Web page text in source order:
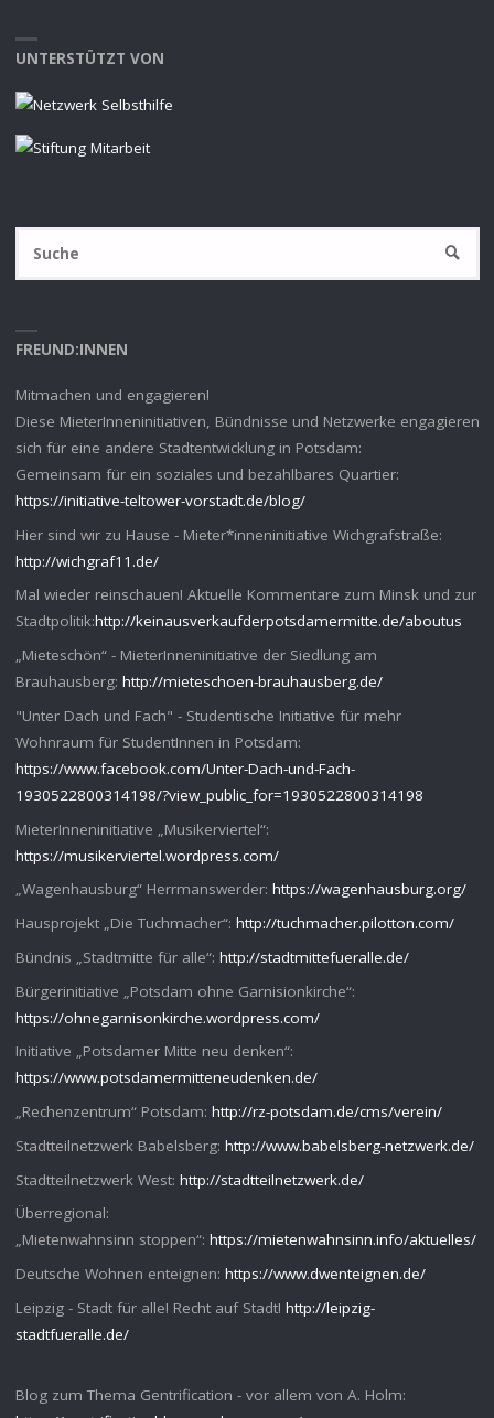
UNTERSTÜTZT VON
SUCHE
FREUND:INNEN
Mitmachen und engagieren!
Diese MieterInneninitiativen, Bündnisse und Netzwerke engagieren
sich für eine andere Stadtentwicklung in Potsdam:
Gemeinsam für ein soziales und bezahlbares Quartier:
https://initiative-teltower-vorstadt.de/blog/
Hier sind wir zu Hause - Mieter*inneninitiative Wichgrafstraße:
http://wichgraf11.de/
Mal wieder reinschauen! Aktuelle Kommentare zum Minsk und zur
Stadtpolitik:http://keinausverkaufderpotsdamermitte.de/aboutus
„Mieteschön“ - MieterInneninitiative der Siedlung am
Brauhausberg: http://mieteschoen-brauhausberg.de/
"Unter Dach und Fach" - Studentische Initiative für mehr
Wohnraum für StudentInnen in Potsdam:
https://www.facebook.com/Unter-Dach-und-Fach-
1930522800314198/?view_public_for=1930522800314198
MieterInneninitiative „Musikerviertel“:
https://musikerviertel.wordpress.com/
„Wagenhausburg“ Herrmanswerder: https://wagenhausburg.org/
Hausprojekt „Die Tuchmacher“: http://tuchmacher.pilotton.com/
Bündnis „Stadtmitte für alle“: http://stadtmittefueralle.de/
Bürgerinitiative „Potsdam ohne Garnisionkirche“:
https://ohnegarnisonkirche.wordpress.com/
Initiative „Potsdamer Mitte neu denken“:
https://www.potsdamermitteneudenken.de/
„Rechenzentrum“ Potsdam: http://rz-potsdam.de/cms/verein/
Stadtteilnetzwerk Babelsberg: http://www.babelsberg-netzwerk.de/
Stadtteilnetzwerk West: http://stadtteilnetzwerk.de/
Überregional:
„Mietenwahnsinn stoppen“: https://mietenwahnsinn.info/aktuelles/
Deutsche Wohnen enteignen: https://www.dwenteignen.de/
Leipzig - Stadt für alle! Recht auf Stadt! http://leipzig-
stadtfueralle.de/
Blog zum Thema Gentrification - vor allem von A. Holm: